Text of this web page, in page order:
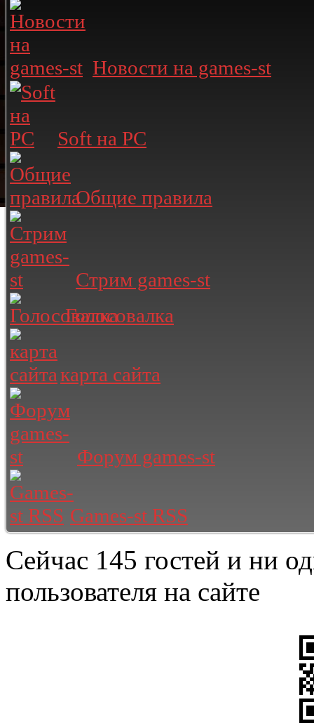
Новости на games-st
Soft на PC
Общие правила
Стрим games-st
Голосовалка
карта сайта
Форум games-st
Games-st RSS
Сейчас 145 гостей и ни
пользователя на сайте